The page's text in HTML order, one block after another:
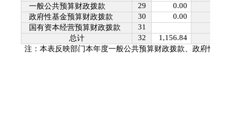
一般公共预算财政拨款
29
0.00
政府性基金预算财政拨款
30
0.00
国有资本经营预算财政拨款
31
总计
32
1,156.84
注：本表反映部门本年度一般公共预算财政拨款、政府性